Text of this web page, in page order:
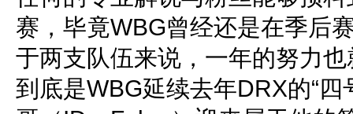
赛，毕竟WBG曾经还是在季后
于两支队伍来说，一年的努力
到底是WBG延续去年DRX的“四